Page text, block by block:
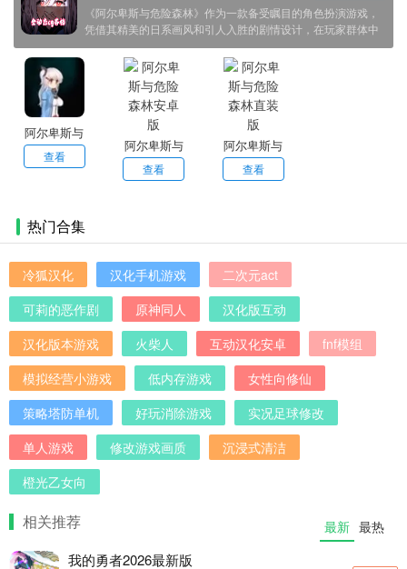
《阿尔卑斯与危险森林》作为一款备受瞩目的角色扮演游戏，
凭借其精美的日系画风和引人入胜的剧情设计，在玩家群体中
收获了广泛好评。游戏讲述了少女阿尔卑斯在神秘森林中的冒
险故事，将传统RPG玩法与创新解谜元素巧妙结合，通过精致
的场景设计和富有挑战性的关卡设置，为玩家打造了一个充满
奇幻色彩的冒险世界。其独特的战斗系统和丰富的角色互动，
配合优美的背景音乐和细腻的人物立绘，让玩家能够完全沉浸
在游戏的情感叙事中。
阿尔卑斯与
危险森林手
查看
阿尔卑斯与
危险森林安
查看
阿尔卑斯与
危险森林直
查看
热门合集
冷狐汉化 汉化手机游戏
二次元act
可莉的恶作剧
原神同人
汉化版互动
汉化版本游戏
火柴人 互动汉化安卓
fnf模组
模拟经营小游戏
低内存游戏
女性向修仙
策略塔防单机
好玩消除游戏
实况足球修改
单人游戏
修改游戏画质
沉浸式清洁
橙光乙女向
相关推荐 最新 最热
我的勇者2026最新版